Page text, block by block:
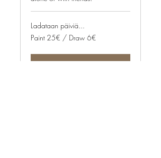
Ladataan päiviä...
Paint
25€
Paint 25€ / Draw 6€
Varaa nyt